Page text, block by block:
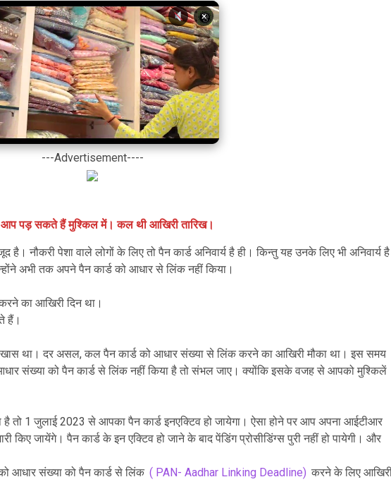
×
---Advertisement----
आप पड़ सकते हैं मुश्किल में। कल थी आखिरी तारिख।
है। नौकरी पेशा वाले लोगों के लिए तो पैन कार्ड अनिवार्य है ही। किन्तु यह उनके लिए भी अनिवार्य है
अभी तक अपने पैन कार्ड को आधार से लिंक नहीं किया।
का आखिरी दिन था।
हैं।
था। दर असल, कल पैन कार्ड को आधार संख्या से लिंक करने का आखिरी मौका था। इस समय
संख्या को पैन कार्ड से लिंक नहीं किया है तो संभल जाए। क्योंकि इसके वजह से आपको मुश्किलें
तो 1 जुलाई 2023 से आपका पैन कार्ड इनएक्टिव हो जायेगा। ऐसा होने पर आप अपना आईटीआर
जायेंगे। पैन कार्ड के इन एक्टिव हो जाने के बाद पेंडिंग प्रोसीडिंग्स पुरी नहीं हो पायेगी। और
आधार संख्या को पैन कार्ड से लिंक ( PAN- Aadhar Linking Deadline) करने के लिए